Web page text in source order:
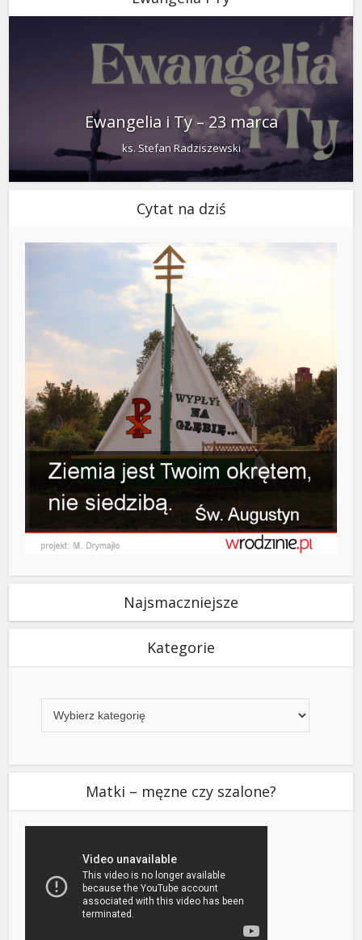
Ewangelia i Ty – 23 marca
ks. Stefan Radziszewski
Cytat na dziś
Najsmaczniejsze
Kategorie
Matki – męzne czy szalone?